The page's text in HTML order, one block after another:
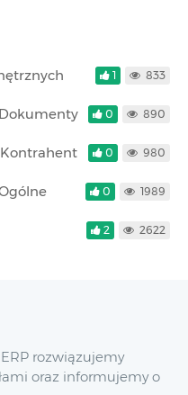
1 833
0 890
0 980
0 1989
2 2622
rozwiązujemy
oraz informujemy o